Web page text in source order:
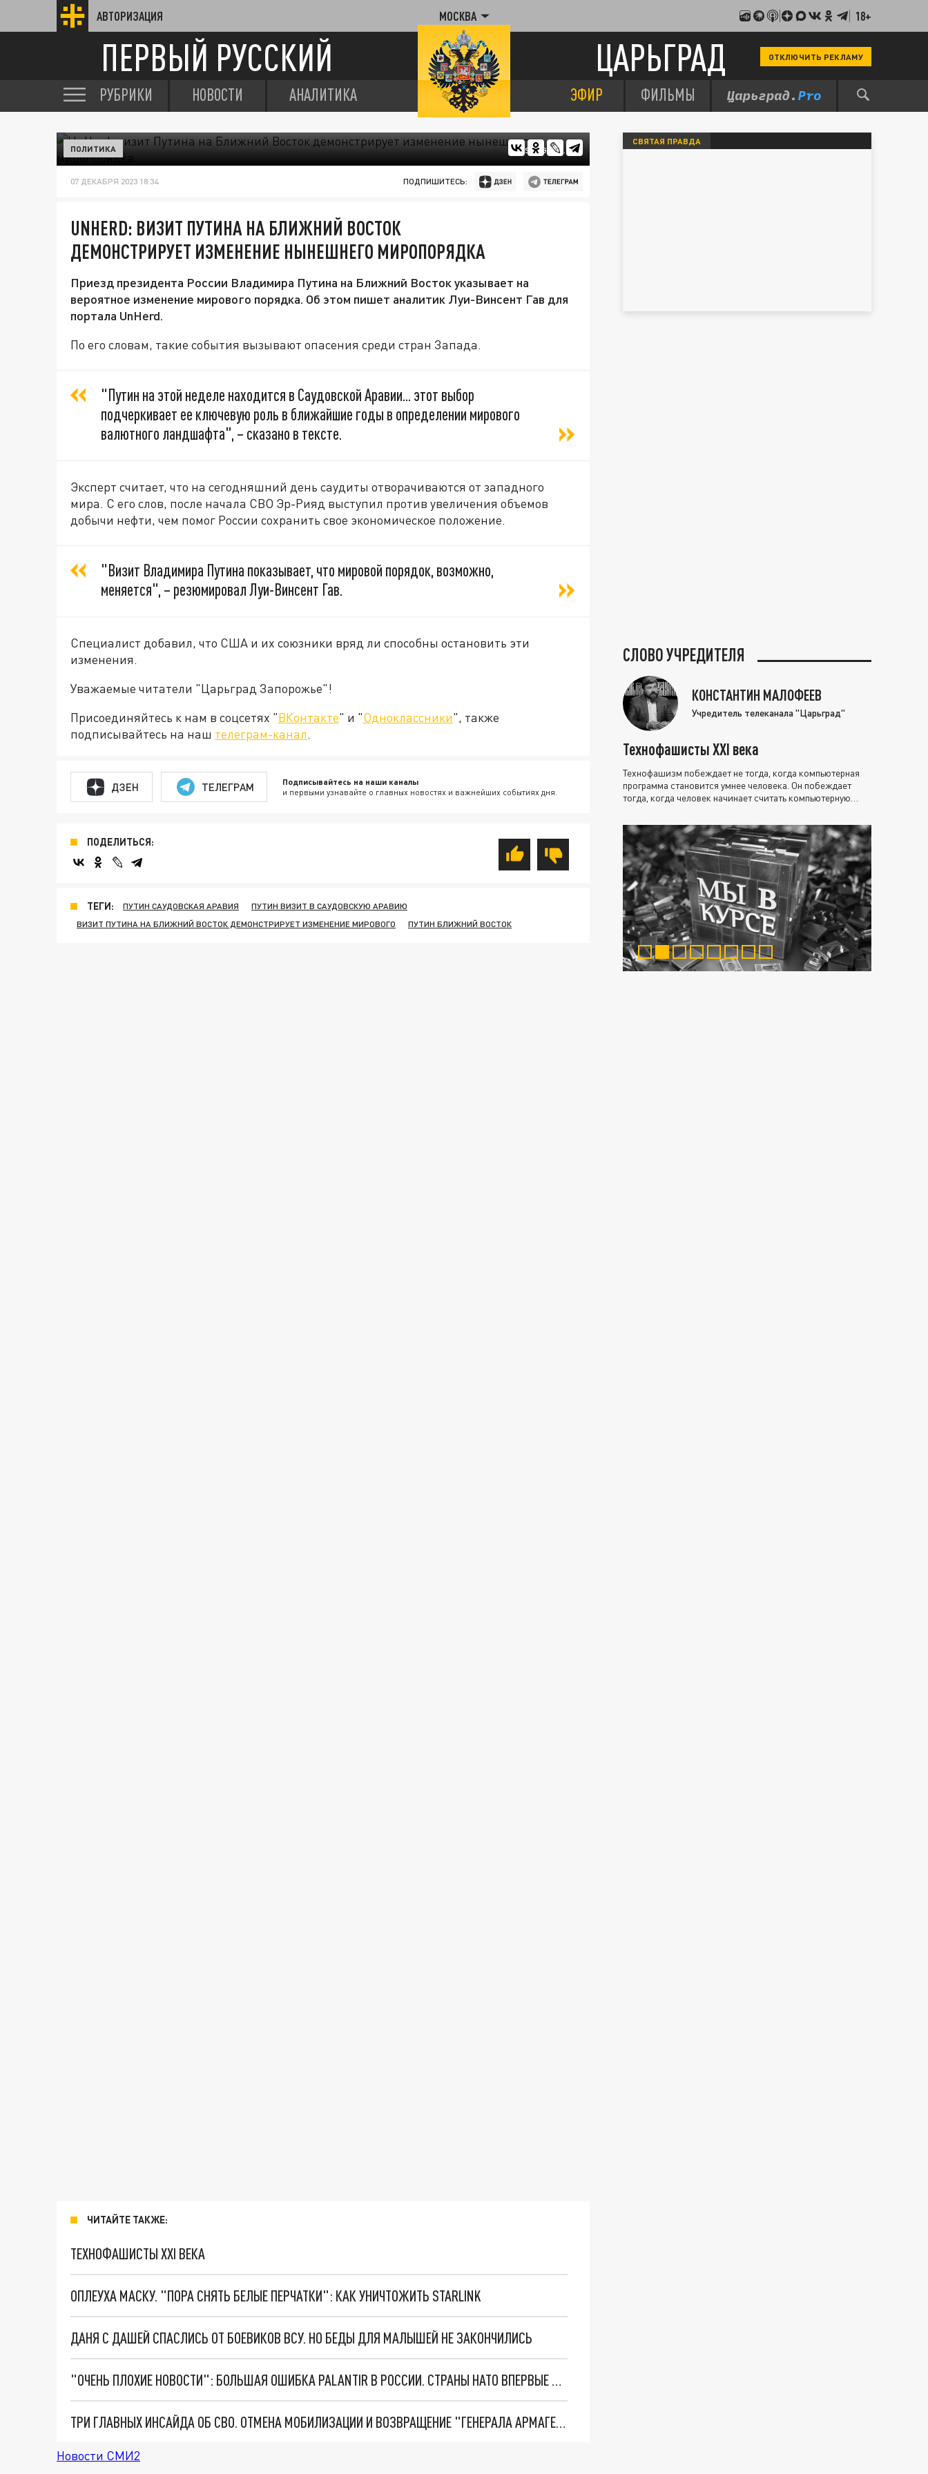
АВТОРИЗАЦИЯ МОСКВА 18+
ПЕРВЫЙ РУССКИЙ ЦАРЬГРАД ОТКЛЮЧИТЬ РЕКЛАМУ
РУБРИКИ НОВОСТИ АНАЛИТИКА ЭФИР ФИЛЬМЫ
TSARGRAD.TV
ПОЛИТИКА
07 ДЕКАБРЯ 2023 18:34 ПОДПИШИТЕСЬ:
UNHERD: ВИЗИТ ПУТИНА НА БЛИЖНИЙ ВОСТОК
ДЕМОНСТРИРУЕТ ИЗМЕНЕНИЕ НЫНЕШНЕГО МИРОПОРЯДКА
Приезд президента России Владимира Путина на Ближний Восток указывает на
вероятное изменение мирового порядка. Об этом пишет аналитик Луи-Винсент Гав для
портала UnHerd.
По его словам, такие события вызывают опасения среди стран Запада.
"Путин на этой неделе находится в Саудовской Аравии... этот выбор
подчеркивает ее ключевую роль в ближайшие годы в определении мирового
валютного ландшафта", – сказано в тексте.
Эксперт считает, что на сегодняшний день саудиты отворачиваются от западного
мира. С его слов, после начала СВО Эр-Рияд выступил против увеличения объемов
добычи нефти, чем помог России сохранить свое экономическое положение.
"Визит Владимира Путина показывает, что мировой порядок, возможно,
меняется", – резюмировал Луи-Винсент Гав.
Специалист добавил, что США и их союзники вряд ли способны остановить эти
изменения.
Уважаемые читатели "Царьград Запорожье"!
Присоединяйтесь к нам в соцсетях "ВКонтакте" и "Одноклассники", также
подписывайтесь на наш телеграм-канал.
ДЗЕН ТЕЛЕГРАМ Подписывайтесь на наши каналы
и первыми узнавайте о главных новостях и важнейших событиях дня.
ПОДЕЛИТЬСЯ:
ТЕГИ: ПУТИН САУДОВСКАЯ АРАВИЯ
ПУТИН ВИЗИТ В САУДОВСКУЮ АРАВИЮ
ВИЗИТ ПУТИНА НА БЛИЖНИЙ ВОСТОК ДЕМОНСТРИРУЕТ ИЗМЕНЕНИЕ МИРОВОГО
ПУТИН БЛИЖНИЙ ВОСТОК
ЧИТАЙТЕ ТАКЖЕ:
ТЕХНОФАШИСТЫ XXI ВЕКА
ОПЛЕУХА МАСКУ. "ПОРА СНЯТЬ БЕЛЫЕ ПЕРЧАТКИ": КАК УНИЧТОЖИТЬ STARLINK
ДАНЯ С ДАШЕЙ СПАСЛИСЬ ОТ БОЕВИКОВ ВСУ. НО БЕДЫ ДЛЯ МАЛЫШЕЙ НЕ ЗАКОНЧИЛИСЬ
"ОЧЕНЬ ПЛОХИЕ НОВОСТИ": БОЛЬШАЯ ОШИБКА PALANTIR В РОССИИ. СТРАНЫ НАТО ВПЕРВЫЕ ЗА СВО ОСТАНОВИЛИ ПОСТАВКИ ОРУЖИЯ. ВСУ ТЕРЯЮТ ПРИГРАНИЧЬЕ?
ТРИ ГЛАВНЫХ ИНСАЙДА ОБ СВО. ОТМЕНА МОБИЛИЗАЦИИ И ВОЗВРАЩЕНИЕ "ГЕНЕРАЛА АРМАГЕДДОНА"? ОТЛИЧНЫЕ НОВОСТИ, КОТОРЫЕ ЖДАЛИ ВСЕ
Новости СМИ2
СВЯТАЯ ПРАВДА
СЛОВО УЧРЕДИТЕЛЯ
КОНСТАНТИН МАЛОФЕЕВ
Учредитель телеканала "Царьград"
Технофашисты XXI века
Технофашизм побеждает не тогда, когда компьютерная
программа становится умнее человека. Он побеждает
тогда, когда человек начинает считать компьютерную